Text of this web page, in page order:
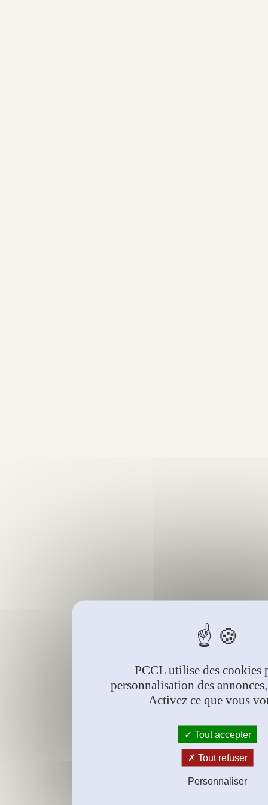
PCCL utilise des cookies
personnalisation des
Activez ce que vous
Tout accepter
Tout refuser
Personnaliser